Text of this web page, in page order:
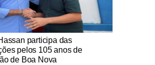
participa das
pelos 105 anos de
de Boa Nova